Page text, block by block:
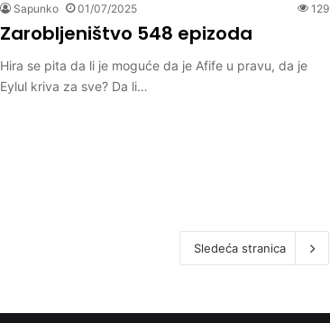
Sapunko 01/07/2025 129
Zarobljeništvo 548 epizoda
Hira se pita da li je moguće da je Afife u pravu, da je
Eylul kriva za sve? Da li…
Sledeća stranica